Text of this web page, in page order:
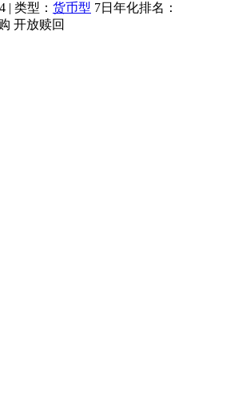
| 类型： 货币型 7日年化排名：
开放赎回